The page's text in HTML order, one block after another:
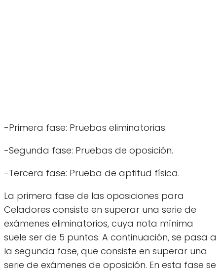
-Primera fase: Pruebas eliminatorias.
-Segunda fase: Pruebas de oposición.
-Tercera fase: Prueba de aptitud física.
La primera fase de las oposiciones para
Celadores consiste en superar una serie de
exámenes eliminatorios, cuya nota mínima
suele ser de 5 puntos. A continuación, se pasa a
la segunda fase, que consiste en superar una
serie de exámenes de oposición. En esta fase se